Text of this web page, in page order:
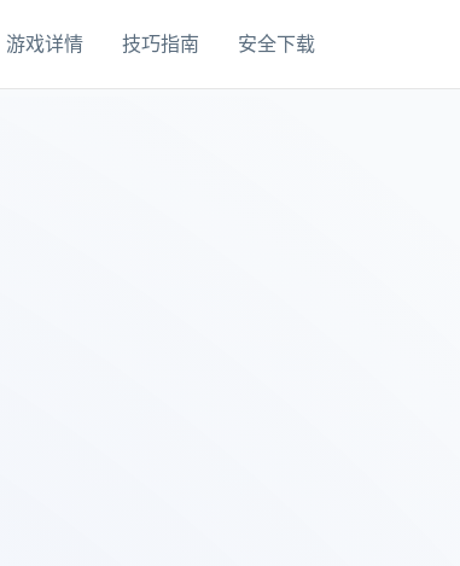
游戏详情 技巧指南 安全下载